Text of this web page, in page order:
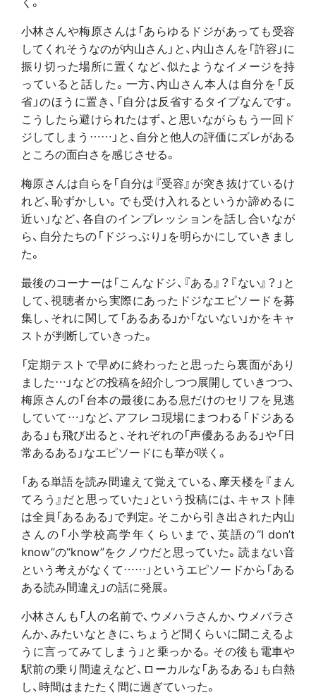
小林さんや梅原さんは「あらゆるドジがあっても受容
してくれそうなのが内山さん」と、内山さんを「許容」に
振り切った場所に置くなど、似たようなイメージを持
っていると話した。一方、内山さん本人は自分を「反
省」のほうに置き、「自分は反省するタイプなんです。
こうしたら避けられたはず、と思いながらもう一回ド
ジしてしまう……」と、自分と他人の評価にズレがある
ところの面白さを感じさせる。
梅原さんは自らを「自分は『受容』が突き抜けているけ
れど、恥ずかしい。でも受け入れるというか諦めるに
近い」など、各自のインプレッションを話し合いなが
ら、自分たちの「ドジっぷり」を明らかにしていきまし
た。
最後のコーナーは「こんなドジ、『ある』？『ない』？」と
して、視聴者から実際にあったドジなエピソードを募
集し、それに関して「あるある」か「ないない」かをキャ
ストが判断していきった。
「定期テストで早めに終わったと思ったら裏面があり
ました…」などの投稿を紹介しつつ展開していきつつ、
梅原さんの「台本の最後にある息だけのセリフを見逃
していて…」など、アフレコ現場にまつわる「ドジある
ある」も飛び出ると、それぞれの「声優あるある」や「日
常あるある」なエピソードにも華が咲く。
「ある単語を読み間違えて覚えている、摩天楼を『まん
てろう』だと思っていた」という投稿には、キャスト陣
は全員「あるある」で判定。そこから引き出された内山
さんの「小学校高学年くらいまで、英語の“I don’t
know”の“know”をクノウだと思っていた。読まない音
という考えがなくて……」というエピソードから「ある
ある読み間違え」の話に発展。
小林さんも「人の名前で、ウメハラさんか、ウメバラさ
んか、みたいなときに、ちょうど間くらいに聞こえるよ
うに言ってみてしまう」と乗っかる。その後も電車や
駅前の乗り間違えなど、ローカルな「あるある」も白熱
し、時間はまたたく間に過ぎていった。